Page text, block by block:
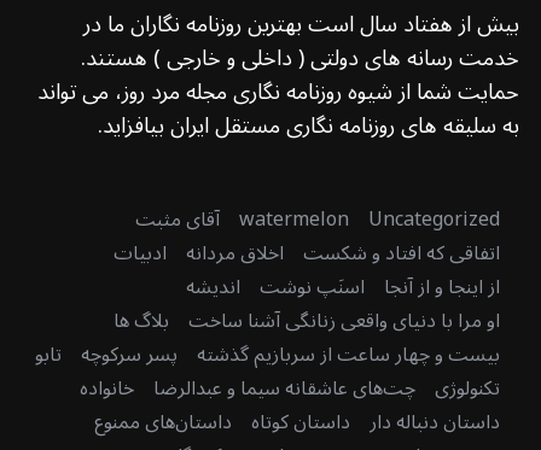
بیش از هفتاد سال است بهترین روزنامه نگاران ما در
خدمت رسانه های دولتی ( داخلی و خارجی ) هستند.
حمایت شما از شیوه روزنامه نگاری مجله مرد روز، می تواند
به سلیقه های روزنامه نگاری مستقل ایران بیافزاید.
Uncategorized
watermelon آقای مثبت
اتفاقی که افتاد و شکست اخلاق مردانه ادبیات
از اینجا و از آنجا اسنَپ نوشت اندیشه
او مرا با دنیای واقعی زنانگی آشنا ساخت بلاگ ها
بیست و چهار ساعت از سربازیم گذشته پسر سرکوچه تابو
تکنولوژی چت‌های عاشقانه سیما و عبدالرضا خانواده
داستان دنباله دار داستان کوتاه داستان‌های ممنوع